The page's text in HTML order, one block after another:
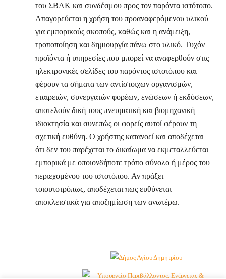
του ΣΒΑΚ και συνδέσμου προς τον παρόντα ιστότοπο.
Απαγορεύεται η χρήση του προαναφερόμενου υλικού
για εμπορικούς σκοπούς, καθώς και η ανάμειξη,
τροποποίηση και δημιουργία πάνω στο υλικό. Τυχόν
προϊόντα ή υπηρεσίες που μπορεί να αναφερθούν στις
ηλεκτρονικές σελίδες του παρόντος ιστοτόπου και
φέρουν τα σήματα των αντίστοιχων οργανισμών,
εταιρειών, συνεργατών φορέων, ενώσεων ή εκδόσεων,
αποτελούν δική τους πνευματική και βιομηχανική
ιδιοκτησία και συνεπώς οι φορείς αυτοί φέρουν τη
σχετική ευθύνη. Ο χρήστης κατανοεί και αποδέχεται
ότι δεν του παρέχεται το δικαίωμα να εκμεταλλεύεται
εμπορικά με οποιονδήποτε τρόπο σύνολο ή μέρος του
περιεχομένου του ιστοτόπου. Αν πράξει
τοιουτοτρόπως, αποδέχεται πως ευθύνεται
αποκλειστικά για αποζημίωση των ανωτέρω.